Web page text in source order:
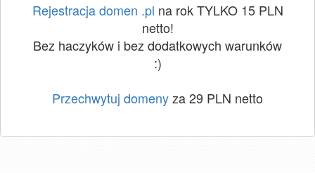
Rejestracja domen .pl na rok TYLKO 15 PLN
netto!
Bez haczyków i bez dodatkowych warunków
:)
Przechwytuj domenyza 29 PLN netto